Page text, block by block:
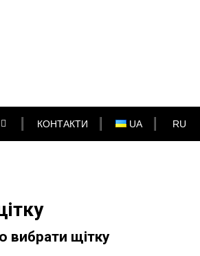
КОНТАКТИ UA RU
вибрати щітку